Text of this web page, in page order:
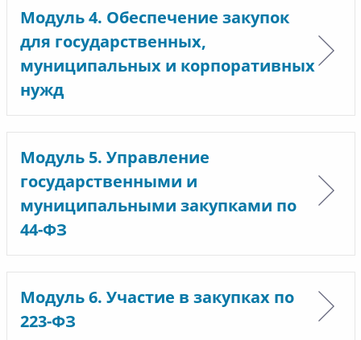
Модуль 4. Обеспечение закупок
для государственных,
муниципальных и корпоративных
нужд
Модуль 5. Управление
государственными и
муниципальными закупками по
44-ФЗ
Модуль 6. Участие в закупках по
223-ФЗ